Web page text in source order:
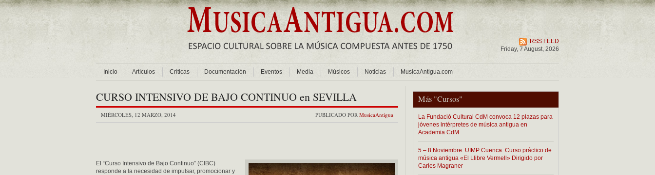
RSS FEED
Friday, 7 August, 2026
Inicio Artículos Críticas Documentación Eventos Media Músicos Noticias MusicaAntigua.com
Más "Cursos"
La Fundació Cultural CdM convoca 12 plazas para
jóvenes intérpretes de música antigua en
Academia CdM
5 – 8 Noviembre. UIMP Cuenca. Curso práctico de
música antigua «El Llibre Vermell» Dirigido por
Carles Magraner
CURSO INTENSIVO DE BAJO CONTINUO en SEVILLA
PUBLICADO POR MusicaAntigua
MIÉRCOLES, 12 MARZO, 2014
El “Curso Intensivo de Bajo Continuo” (CIBC)
responde a la necesidad de impulsar, promocionar y